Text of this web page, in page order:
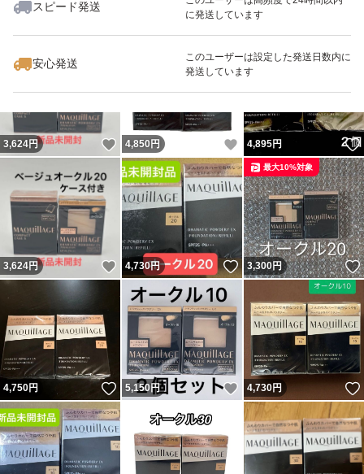
スピード発送
に発送しています
安心発送
このユーザーは設定した発送日数内に
発送しています
いいね！
4,899
3,624円 いいね！
4,850 円 いいね！
4,895円
3,624円 いいね！
4,730円 いいね！
3,300円
最大10%対象
4,750円 いいね！
5,150円 いいね！
4,730円